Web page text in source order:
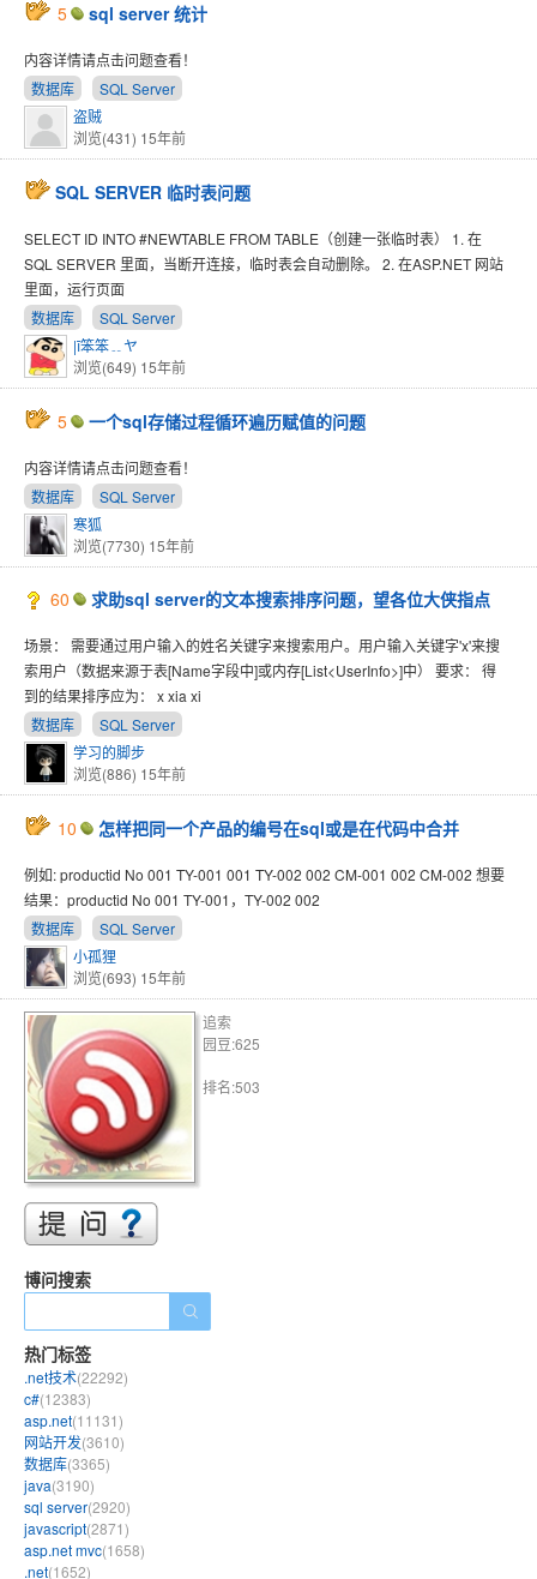
5 sql server 统计
内容详情请点击问题查看！
数据库
SQL Server
盗贼
浏览(431) 15年前
SQL SERVER 临时表问题
SELECT ID INTO #NEWTABLE FROM TABLE（创建一张临时表） 1. 在
SQL SERVER 里面，当断开连接，临时表会自动删除。 2. 在ASP.NET 网站
里面，运行页面
数据库
SQL Server
|ī笨笨﹎ヤ
浏览(649) 15年前
5 一个sql存储过程循环遍历赋值的问题
内容详情请点击问题查看！
数据库
SQL Server
寒狐
浏览(7730) 15年前
60 求助sql server的文本搜索排序问题，望各位大侠指点
场景： 需要通过用户输入的姓名关键字来搜索用户。用户输入关键字'x'来搜
索用户（数据来源于表[Name字段中]或内存[List<UserInfo>]中） 要求： 得
到的结果排序应为： x xia xi
数据库
SQL Server
学习的脚步
浏览(886) 15年前
10 怎样把同一个产品的编号在sql或是在代码中合并
例如: productid No 001 TY-001 001 TY-002 002 CM-001 002 CM-002 想要
结果：productid No 001 TY-001，TY-002 002
数据库
SQL Server
小孤狸
浏览(693) 15年前
追索
园豆:625
排名:503
博问搜索
热门标签
.net技术(22292)
c#(12383)
asp.net(11131)
网站开发(3610)
数据库(3365)
java(3190)
sql server(2920)
javascript(2871)
asp.net mvc(1658)
.net(1652)